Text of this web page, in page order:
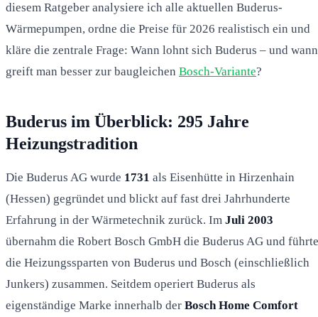
diesem Ratgeber analysiere ich alle aktuellen Buderus-
Wärmepumpen, ordne die Preise für 2026 realistisch ein und
kläre die zentrale Frage: Wann lohnt sich Buderus – und wann
greift man besser zur baugleichen Bosch-Variante?
Buderus im Überblick: 295 Jahre
Heizungstradition
Die Buderus AG wurde 1731 als Eisenhütte in Hirzenhain
(Hessen) gegründet und blickt auf fast drei Jahrhunderte
Erfahrung in der Wärmetechnik zurück. Im Juli 2003
übernahm die Robert Bosch GmbH die Buderus AG und führte
die Heizungssparten von Buderus und Bosch (einschließlich
Junkers) zusammen. Seitdem operiert Buderus als
eigenständige Marke innerhalb der Bosch Home Comfort